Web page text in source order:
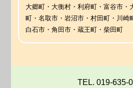
大郷町・大衡村・利府町・富谷市・
町・名取市・岩沼市・村田町・川崎
白石市・角田市・蔵王町・柴田町
TEL. 019-635-